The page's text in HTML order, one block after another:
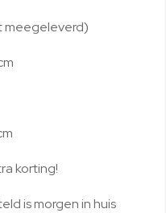
meegeleverd)
korting!
is morgen in huis